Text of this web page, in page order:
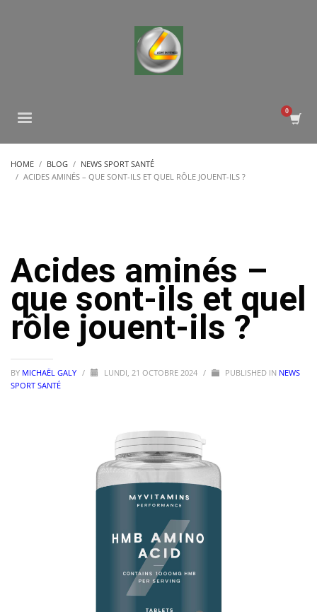
HOME BLOG
NEWS SPORT SANTÉ
ACIDES AMINÉS – QUE SONT-ILS ET QUEL RÔLE JOUENT-ILS ?
Acides aminés –
que sont-ils et quel
rôle jouent-ils ?
BY MICHAËL GALY / LUNDI, 21 OCTOBRE 2024 / PUBLISHED IN NEWS
SPORT SANTÉ